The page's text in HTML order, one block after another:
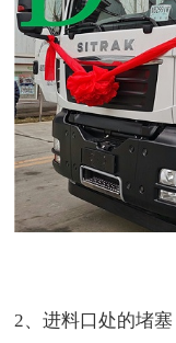
2、进料口处的堵塞